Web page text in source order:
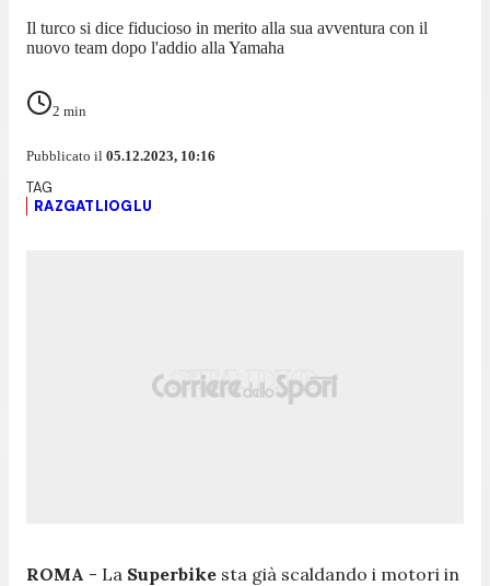
Il turco si dice fiducioso in merito alla sua avventura con il
nuovo team dopo l'addio alla Yamaha
2 min
Pubblicato il 05.12.2023, 10:16
RAZGATLIOGLU
ROMA - La Superbike sta già scaldando i motori in